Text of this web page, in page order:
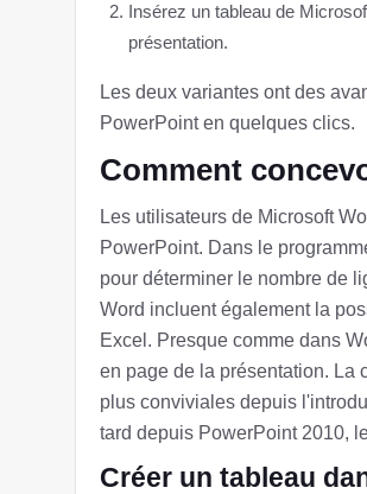
Insérez un tableau de
présentation.
Les deux variantes ont des
PowerPoint en quelques clics.
Comment
Les utilisateurs de Microsoft
PowerPoint. Dans le
pour déterminer le nombre de
Word incluent également la
Excel. Presque comme dans
en page de la présentation. La
plus conviviales depuis
tard depuis PowerPoint 2010,
Créer un tableau